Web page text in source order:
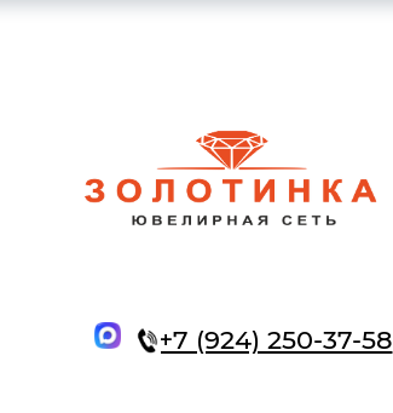
+7 (924) 250-37-58